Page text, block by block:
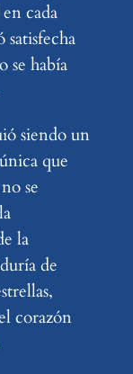
cada
satisfecha
se había
siendo un
que
se
la
de
corazón